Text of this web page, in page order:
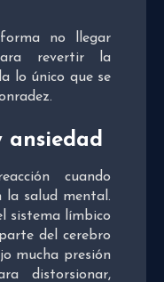
no llegar
revertir la
lo único que se
ansiedad
cuando
la salud mental.
sistema límbico
del cerebro
mucha presión
distorsionar,